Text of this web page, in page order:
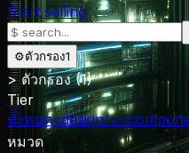
Start selling
⚙ตัวกรอง1
>ตัวกรอง(1)
Tier
ทั้งหมด<design/>
หมวด